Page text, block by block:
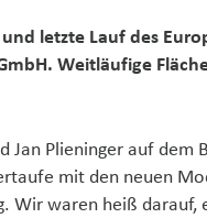
letzte Lauf des
Weitläufige
Jan Plieninger auf
mit den neuen
Wir waren heiß darauf,